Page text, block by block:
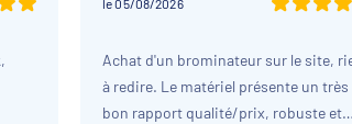
le 05/08/2026
Achat d'un brominateur sur le site,
à redire. Le matériel présente un très
bon rapport qualité/prix, robuste et